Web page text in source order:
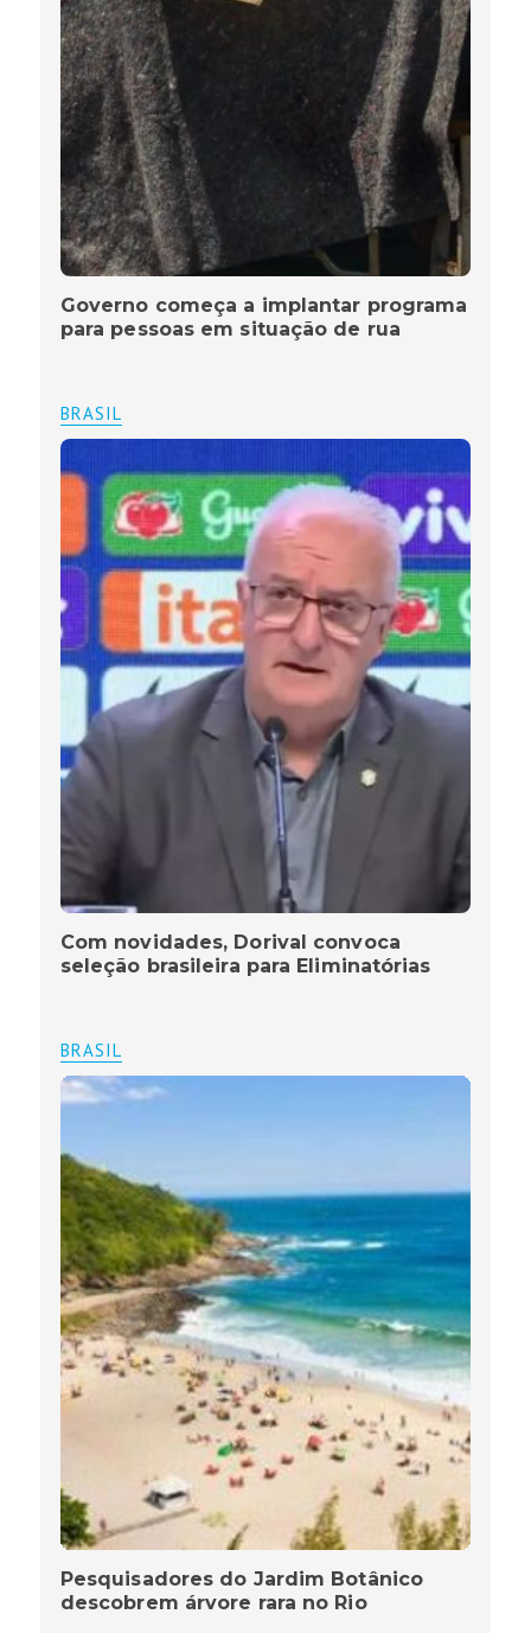
Governo começa a implantar programa
para pessoas em situação de rua
BRASIL
Com novidades, Dorival convoca
seleção brasileira para Eliminatórias
BRASIL
Pesquisadores do Jardim Botânico
descobrem árvore rara no Rio